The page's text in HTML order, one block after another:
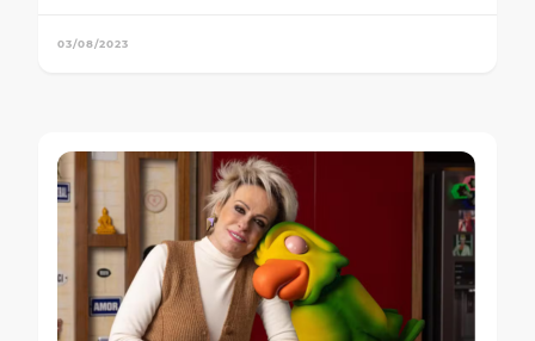
03/08/2023